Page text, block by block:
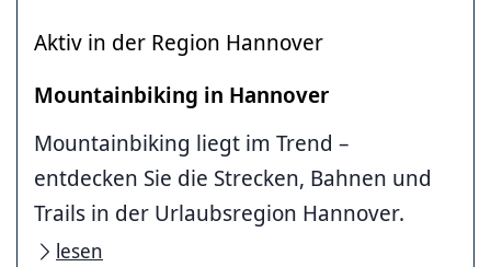
Aktiv in der Region Hannover
Mountainbiking in Hannover
Mountainbiking liegt im Trend –
entdecken Sie die Strecken, Bahnen und
Trails in der Urlaubsregion Hannover.
lesen